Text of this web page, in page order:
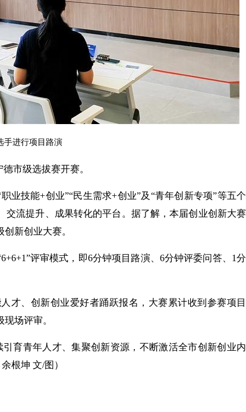
手进行项目路演
市级选拔赛开赛。
业技能+创业”“民生需求+创业”及“青年创新专项”等五个
流提升、成果转化的平台。据了解，本届创业创新大赛
新创业大赛。
评审模式，即6分钟项目路演、6分钟评委问答、1分
才、创新创业爱好者踊跃报名，大赛累计收到参赛项目
场评审。
育青年人才、集聚创新资源，不断激活全市创新创业内
根坤 文/图）